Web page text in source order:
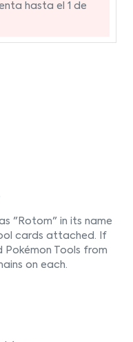
hasta el 1 de
"Rotom" in its name
cards attached. If
Pokémon Tools from
on each.